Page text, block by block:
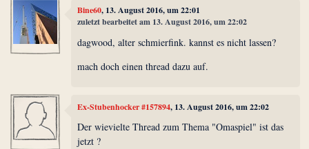
Bine60, 13. August 2016, um 22:01
zuletzt bearbeitet am 13. August 2016, um 22:02
dagwood, alter schmierfink. kannst es nicht lassen?
mach doch einen thread dazu auf.
Ex-Stubenhocker #157894, 13. August 2016, um 22:02
Der wievielte Thread zum Thema "Omaspiel" ist das
jetzt ?